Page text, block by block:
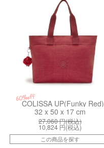
60%off
COLISSA UP(Funky Red)
32 x 50 x 17 cm
27,060円(税込)
10,824 円(税込)
この商品を探す